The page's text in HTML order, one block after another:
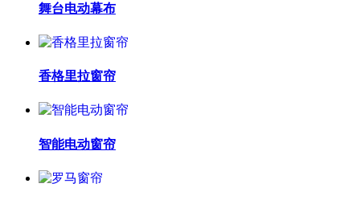
舞台电动幕布
香格里拉窗帘
智能电动窗帘